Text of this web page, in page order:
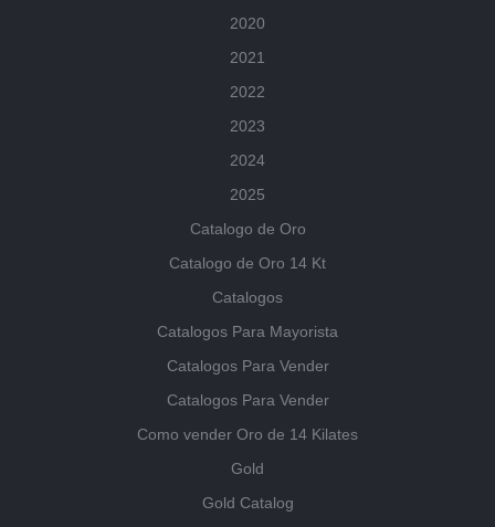
2020
2021
2022
2023
2024
2025
Catalogo de Oro
Catalogo de Oro 14 Kt
Catalogos
Catalogos Para Mayorista
Catalogos Para Vender
Catalogos Para Vender
Como vender Oro de 14 Kilates
Gold
Gold Catalog